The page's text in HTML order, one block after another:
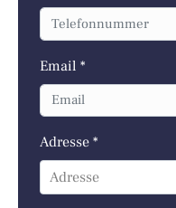
Email *
Adresse *
Adresse